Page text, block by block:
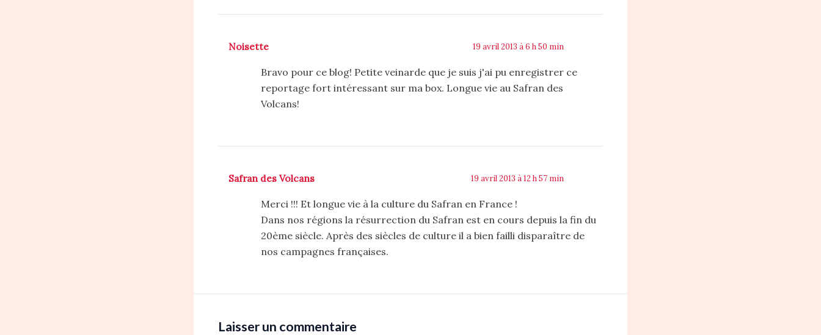
Noisette 19 avril 2013 à 6 h 50 min
Bravo pour ce blog! Petite veinarde que je suis j'ai pu enregistrer ce
reportage fort intéressant sur ma box. Longue vie au Safran des
Volcans!
Safran des Volcans 19 avril 2013 à 12 h 57 min
Merci !!! Et longue vie à la culture du Safran en France !
Dans nos régions la résurrection du Safran est en cours depuis la fin du
20ème siècle. Après des siècles de culture il a bien failli disparaître de
nos campagnes françaises.
Laisser un commentaire